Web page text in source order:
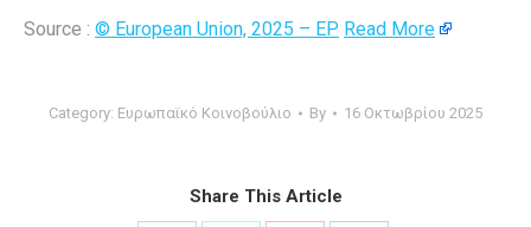
Source : © European Union, 2025 – EP Read More
Category: Ευρωπαϊκό Κοινοβούλιο By 16 Οκτωβρίου 2025
Share This Article